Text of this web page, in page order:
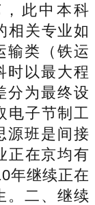
此中本科
相关专业如
输类（铁运
时以最大程
分为最终设
电子节制工
源班是间接
正在京均有
年继续正在
。二、继续